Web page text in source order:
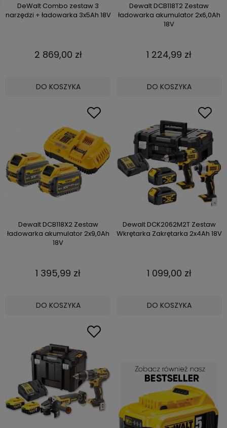
DeWalt Combo zestaw 3
narzędzi + ładowarka 3x5Ah 18V
2 869,00 zł
DO KOSZYKA
Dewalt DCB118T2 Zestaw
ładowarka akumulator 2x6,0Ah
18V
1 224,99 zł
DO KOSZYKA
Dewalt DCB118X2 Zestaw
ładowarka akumulator 2x9,0Ah
18V
1 395,99 zł
DO KOSZYKA
Dewalt DCK2062M2T Zestaw
Wkrętarka Zakrętarka 2x4Ah 18V
1 099,00 zł
DO KOSZYKA